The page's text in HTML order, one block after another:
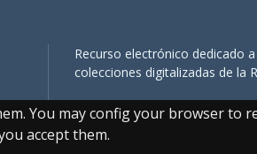
You may config your browser to
accept them.
Recurso electrónico dedicado
colecciones digitalizadas de la